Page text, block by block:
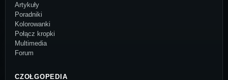
Artykuły
Poradniki
Kolorowanki
Połącz kropki
Multimedia
Forum
CZOŁGOPEDIA